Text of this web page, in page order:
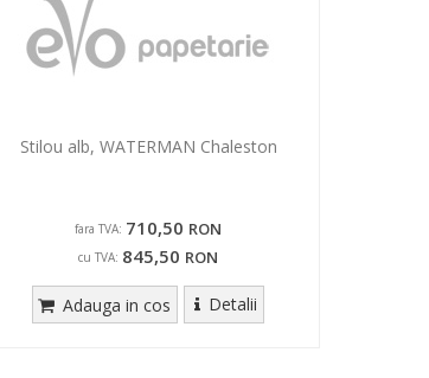
Stilou alb, WATERMAN Chaleston
fara TVA: 710,50 RON
cu TVA: 845,50 RON
Adauga in cos Detalii